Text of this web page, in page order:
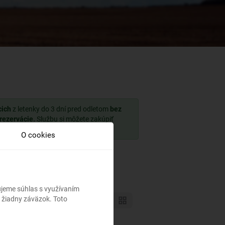
z letenky do 3 dní pred odletom bez
Službu si môžete zakúpiť
O cookies
súhlas s využívaním
záväzok. Toto